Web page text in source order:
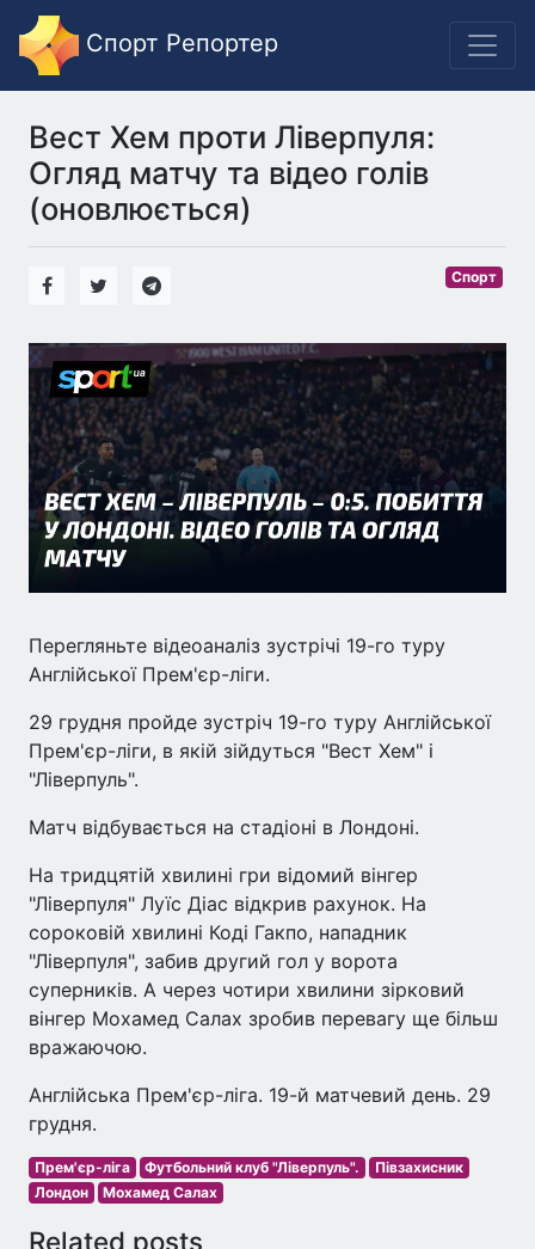
Спорт Репортер
Вест Хем проти Ліверпуля:
Огляд матчу та відео голів
(оновлюється)
Спорт
Перегляньте відеоаналіз зустрічі 19-го туру
Англійської Прем'єр-ліги.
29 грудня пройде зустріч 19-го туру Англійської
Прем'єр-ліги, в якій зійдуться "Вест Хем" і
"Ліверпуль".
Матч відбувається на стадіоні в Лондоні.
На тридцятій хвилині гри відомий вінгер
"Ліверпуля" Луїс Діас відкрив рахунок. На
сороковій хвилині Коді Гакпо, нападник
"Ліверпуля", забив другий гол у ворота
суперників. А через чотири хвилини зірковий
вінгер Мохамед Салах зробив перевагу ще більш
вражаючою.
Англійська Прем'єр-ліга. 19-й матчевий день. 29
грудня.
Прем'єр-ліга Футбольний клуб "Ліверпуль".
Півзахисник
Лондон
Мохамед Салах
Related posts